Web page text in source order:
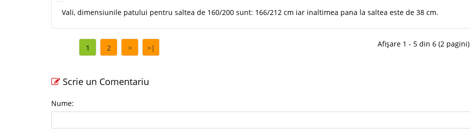
Vali, dimensiunile patului pentru saltea de 160/200 sunt: 166/212 cm iar inaltimea pana la saltea este de 38 cm.
1 2 > >| Afișare 1 - 5 din 6 (2 pagini)
Scrie un Comentariu
Nume: